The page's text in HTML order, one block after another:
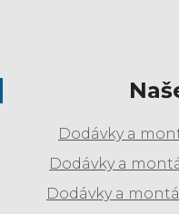
Dodávky a
Dodávky a
Dodávky a